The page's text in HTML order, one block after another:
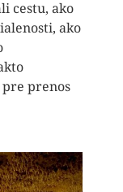
cestu, ako
ako
prenos